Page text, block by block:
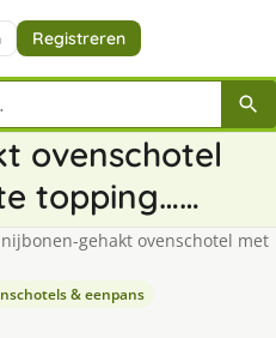
Registreren
ovenschotel
topping……
gehakt ovenschotel met
& eenpans